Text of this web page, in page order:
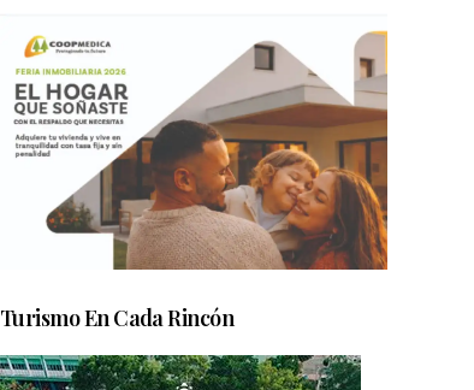
Turismo En Cada Rincón